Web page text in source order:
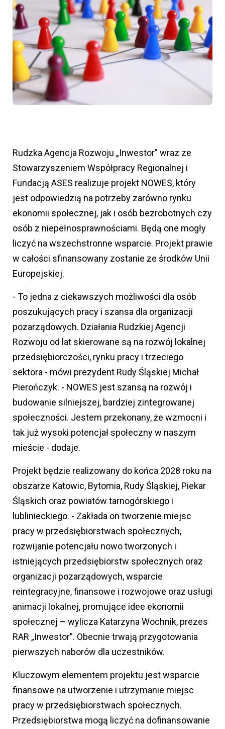
Rudzka Agencja Rozwoju „Inwestor” wraz ze
Stowarzyszeniem Współpracy Regionalnej i
Fundacją ASES realizuje projekt NOWES, który
jest odpowiedzią na potrzeby zarówno rynku
ekonomii społecznej, jak i osób bezrobotnych czy
osób z niepełnosprawnościami. Będą one mogły
liczyć na wszechstronne wsparcie. Projekt prawie
w całości sfinansowany zostanie ze środków Unii
Europejskiej.
- To jedna z ciekawszych możliwości dla osób
poszukujących pracy i szansa dla organizacji
pozarządowych. Działania Rudzkiej Agencji
Rozwoju od lat skierowane są na rozwój lokalnej
przedsiębiorczości, rynku pracy i trzeciego
sektora - mówi prezydent Rudy Śląskiej Michał
Pierończyk. - NOWES jest szansą na rozwój i
budowanie silniejszej, bardziej zintegrowanej
społeczności. Jestem przekonany, że wzmocni i
tak już wysoki potencjał społeczny w naszym
mieście - dodaje.
Projekt będzie realizowany do końca 2028 roku na
obszarze Katowic, Bytomia, Rudy Śląskiej, Piekar
Śląskich oraz powiatów tarnogórskiego i
lublinieckiego. - Zakłada on tworzenie miejsc
pracy w przedsiębiorstwach społecznych,
rozwijanie potencjału nowo tworzonych i
istniejących przedsiębiorstw społecznych oraz
organizacji pozarządowych, wsparcie
reintegracyjne, finansowe i rozwojowe oraz usługi
animacji lokalnej, promujące idee ekonomii
społecznej – wylicza Katarzyna Wochnik, prezes
RAR „Inwestor”. Obecnie trwają przygotowania
pierwszych naborów dla uczestników.
Kluczowym elementem projektu jest wsparcie
finansowe na utworzenie i utrzymanie miejsc
pracy w przedsiębiorstwach społecznych.
Przedsiębiorstwa mogą liczyć na dofinansowanie